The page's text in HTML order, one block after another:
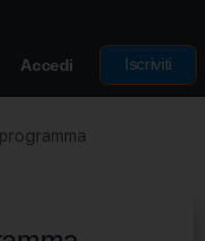
Accedi Iscriviti